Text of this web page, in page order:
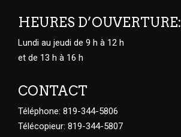
HEURES D’OUVERTURE:
Lundi au jeudi de 9 h à 12 h
et de 13 h à 16 h
CONTACT
Téléphone: 819-344-5806
Télécopieur: 819-344-5807